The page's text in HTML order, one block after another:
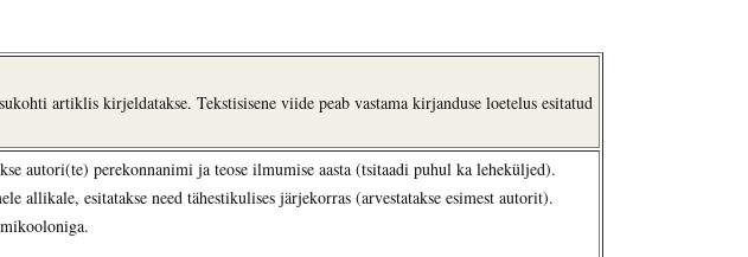
artiklis kirjeldatakse. Tekstisisene viide peab vastama kirjanduse loetelus esitatud
autori(te) perekonnanimi ja teose ilmumise aasta (tsitaadi puhul ka leheküljed).
allikale, esitatakse need tähestikulises järjekorras (arvestatakse esimest autorit).